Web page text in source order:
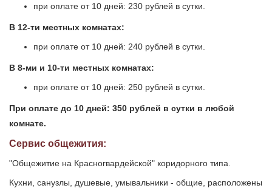
при оплате от 10 дней: 230 рублей в сутки.
В 12-ти местных комнатах:
при оплате от 10 дней: 240 рублей в сутки.
В 8-ми и 10-ти местных комнатах:
при оплате от 10 дней: 250 рублей в сутки.
При оплате до 10 дней: 350 рублей в сутки в любой
комнате.
Сервис общежития:
"Общежитие на Красногвардейской" коридорного типа.
Кухни, санузлы, душевые, умывальники - общие, расположены